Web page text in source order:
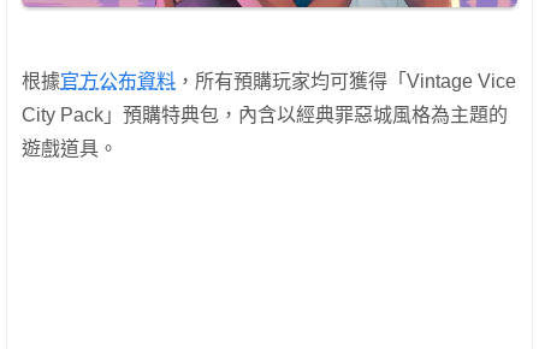
根據官方公布資料 ，所有預購玩家均可獲得「Vintage Vice
City Pack」預購特典包，內含以經典罪惡城風格為主題的
遊戲道具。